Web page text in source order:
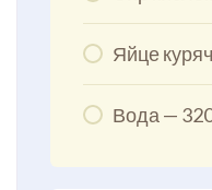
Яйце
Вода —